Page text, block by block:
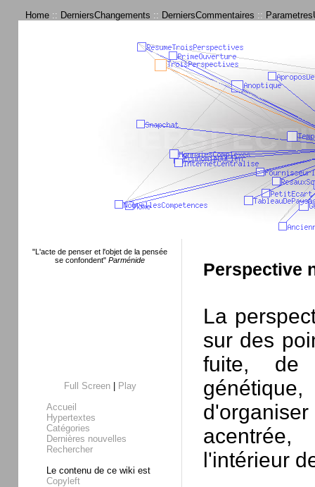
Home :: DerniersChangements :: DerniersCommentaires ::
"L'acte de penser et l'objet de la pensée
se confondent" Parménide
Full Screen|
Play
Accueil
Hypertextes
Catégories
Dernières nouvelles
Rechercher
Le contenu de ce wiki est
Copyleft
Perspective
La
sur des
fuite, de
l'intérieur